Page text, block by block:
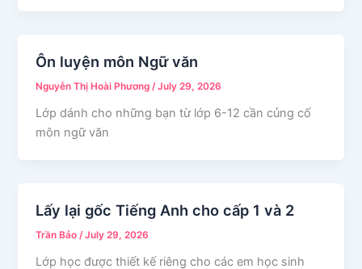
Ôn luyện môn Ngữ văn
Nguyễn Thị Hoài Phương/July 29, 2026
Lớp dánh cho những bạn từ lớp 6-12 cần củng cố
môn ngữ văn
Lấy lại gốc Tiếng Anh cho cấp 1 và 2
Trần Bảo /July 29, 2026
Lớp học được thiết kế riêng cho các em học sinh